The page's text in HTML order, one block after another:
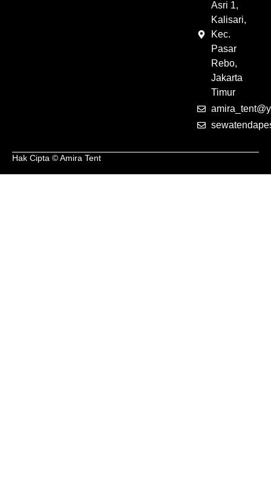
Asri 1,
Kalisari,
Kec.
Pasar
Rebo,
Jakarta
Timur
Hak Cipta © Amira Tent